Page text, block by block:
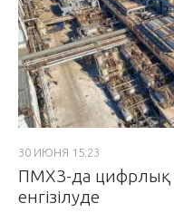
30 ИЮНЯ 15:23
ПМХЗ-да цифрлық
енгізілуде